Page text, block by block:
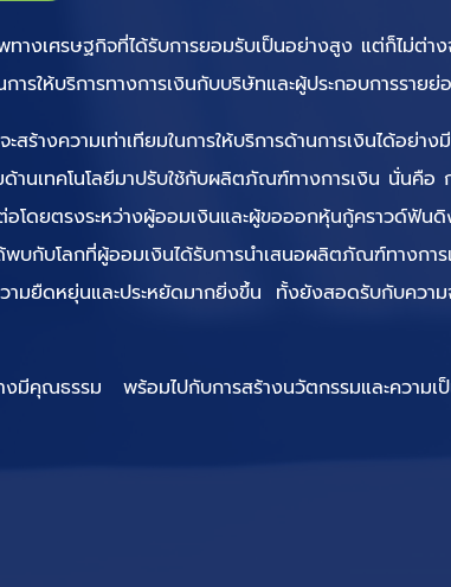
างเศรษฐกิจที่ได้รับการยอมรับเป็นอย่างสูง แต่ก็ไม่ต่า
รให้บริการทางการเงินกับบริษัทและผู้ประกอบการรายย่
างความเท่าเทียมในการให้บริการด้านการเงินได้อย่า
นเทคโนโลยีมาปรับใช้กับผลิตภัณฑ์ทางการเงิน นั่นคือ
ยตรงระหว่างผู้ออมเงินและผู้ขอออกหุ้นกู้คราวด์ฟันดิ
พบกับโลกที่ผู้ออมเงินได้รับการนำเสนอผลิตภัณฑ์ทางก
มยืดหยุ่นและประหยัดมากยิ่งขึ้น ทั้งยังสอดรับกับควา
มีคุณธรรม พร้อมไปกับการสร้างนวัตกรรมและความเ